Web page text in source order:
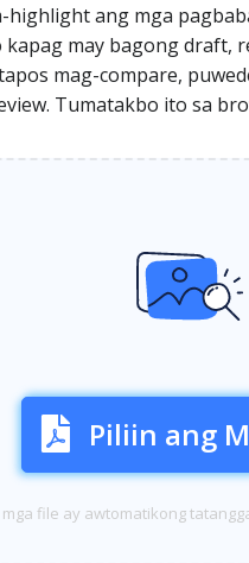
ang mga
may bagong draft,
mag-compare,
Tumatakbo ito sa
Piliin ang
mga file ay awtomatikong